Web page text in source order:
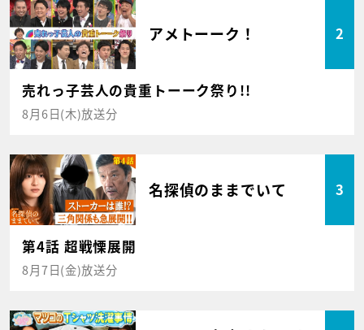
アメトーーク！ 2
売れっ子芸人の貴重トーーク祭り!!
8月6日(木)放送分
名探偵のままでいて 3
第4話 超戦慄展開
8月7日(金)放送分